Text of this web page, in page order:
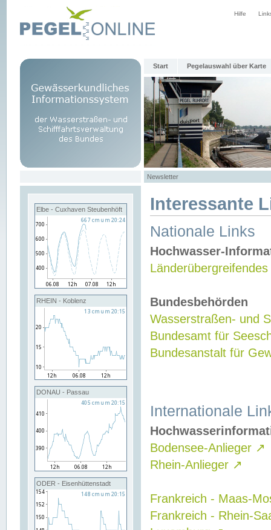
Hilfe
Start Pegelauswahl über Karte
Newsletter
Elbe - Cuxhaven Steubenhöft
RHEIN - Koblenz
DONAU - Passau
ODER - Eisenhüttenstadt
Interessante
Nationale Links
Hochwasser-
Bundesbehörden
Wasserstraßen- und
Bundesamt für
Bundesanstalt für
Internationale
Bodensee-Anlieger ↗
Rhein-Anlieger ↗
Frankreich - Maas-
Frankreich - Rhein-